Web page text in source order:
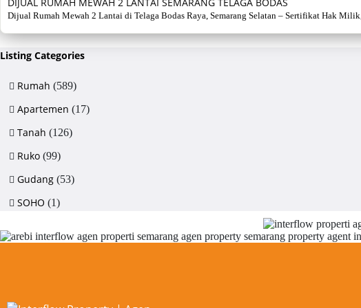
Dijual Rumah Mewah 2 Lantai di Telaga Bodas Raya, Semarang Selatan – Sertifikat Hak
Listing Categories
Rumah (589)
Apartemen (17)
Tanah (126)
Ruko (99)
Gudang (53)
SOHO (1)